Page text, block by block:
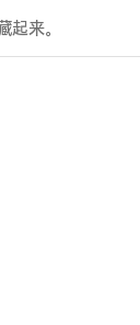
起来。